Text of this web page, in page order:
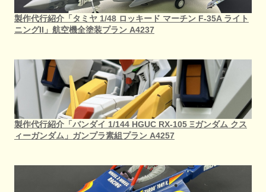
製作代行紹介「タミヤ 1/48 ロッキード マーチン F-35A ライト
ニングII」航空機全塗装プラン A4237
製作代行紹介「バンダイ 1/144 HGUC RX-105 Ξガンダム クス
ィーガンダム」ガンプラ素組プラン A4257